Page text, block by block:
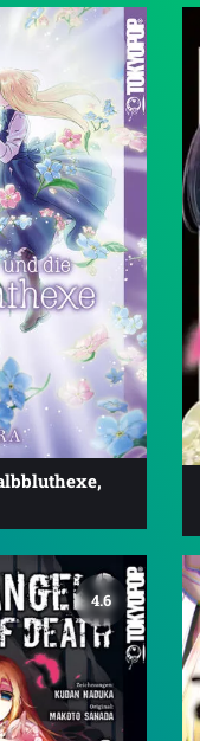
4.6